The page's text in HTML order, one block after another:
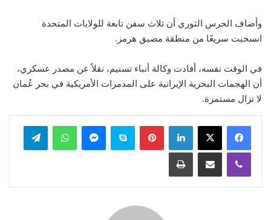
وأضاف الحرس الثوري أن ثلاث سفن تابعة للولايات المتحدة
انسحبت سريعًا من منطقة مضيق هرمز.
في الوقت نفسه، أفادت وكالة أنباء تسنيم، نقلاً عن مصدر عسكري،
أن الهجمات البحرية الإيرانية على المدمرات الأمريكية في بحر عُمان
لا تزال مستمرة.
لينكدإن بينتيريستسكايب ماسنجر واتساب تيلقرام
ڤايبر مشاركة عبر البريد طباعة